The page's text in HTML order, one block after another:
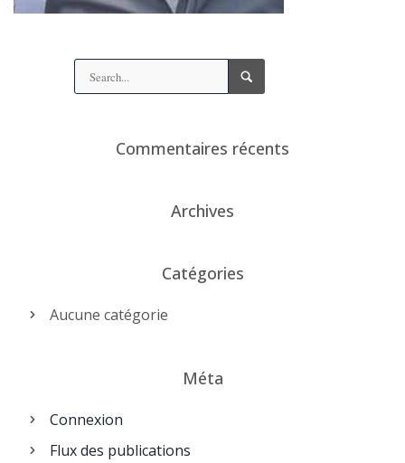
Commentaires récents
Archives
Catégories
Aucune catégorie
Méta
Connexion
Flux des publications